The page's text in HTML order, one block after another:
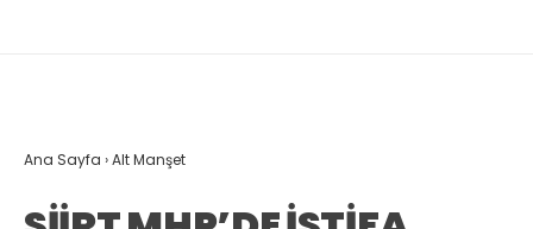
Ana Sayfa ›Alt Manşet